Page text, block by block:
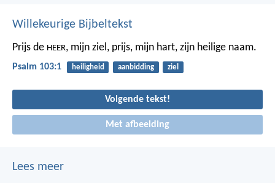
Willekeurige Bijbeltekst
Prijs de HEER, mijn ziel, prijs, mijn hart, zijn heilige naam.
Psalm 103:1 heiligheid aanbidding ziel
Volgende tekst!
Met afbeelding
Lees meer